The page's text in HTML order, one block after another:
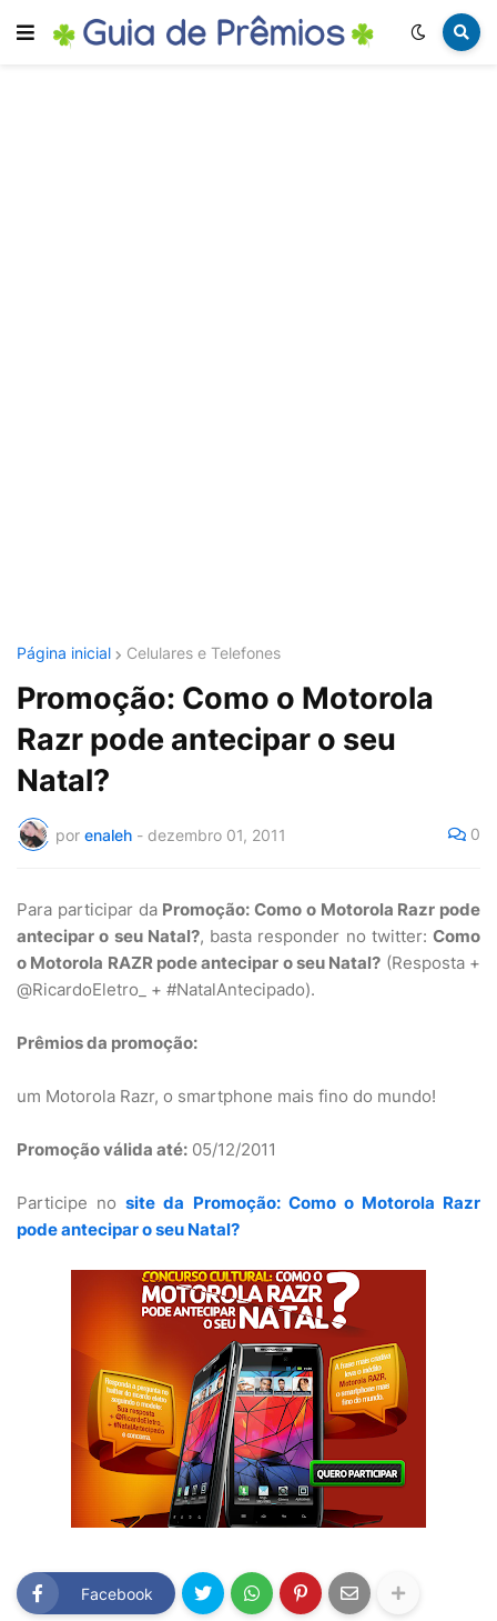
Página inicial Celulares e Telefones
Promoção: Como o Motorola
Razr pode antecipar o seu
Natal?
por enaleh - dezembro 01, 2011 0
Para participar da Promoção: Como o Motorola Razr pode
antecipar o seu Natal?, basta responder no twitter: Como
o Motorola RAZR pode antecipar o seu Natal? (Resposta +
@RicardoEletro_ + #NatalAntecipado).
Prêmios da promoção:
um Motorola Razr, o smartphone mais fino do mundo!
Promoção válida até: 05/12/2011
Participe nosite da Promoção: Como o Motorola Razr
pode antecipar o seu Natal?
Facebook